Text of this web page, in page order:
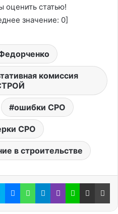
оценить статью!
значение: 0]
комиссия
ошибки СРО
СРО
в строительстве
SkypeMessenger
WhatsApp
Telegram
ViberLine Поделиться через электронную почту